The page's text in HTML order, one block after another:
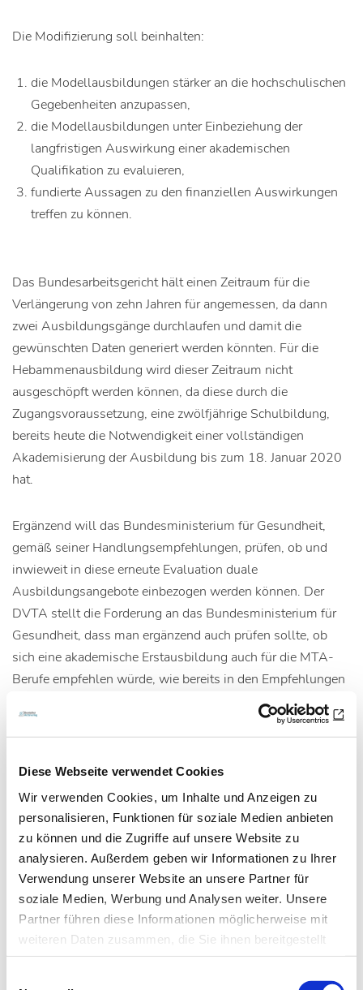
Diese Webseite verwendet Cookies
Wir verwenden Cookies, um Inhalte und Anzeigen zu
personalisieren, Funktionen für soziale Medien anbieten
zu können und die Zugriffe auf unsere Website zu
analysieren. Außerdem geben wir Informationen zu Ihrer
Verwendung unserer Website an unsere Partner für
soziale Medien, Werbung und Analysen weiter. Unsere
Partner führen diese Informationen möglicherweise mit
weiteren Daten zusammen, die Sie ihnen bereitgestellt
haben oder die sie im Rahmen Ihrer Nutzung der Dienste
Die Modifizierung soll beinhalten:
die Modellausbildungen stärker an die hochschulischen
Gegebenheiten anzupassen,
die Modellausbildungen unter Einbeziehung der
langfristigen Auswirkung einer akademischen
Qualifikation zu evaluieren,
fundierte Aussagen zu den finanziellen Auswirkungen
treffen zu können.
Das Bundesarbeitsgericht hält einen Zeitraum für die
Verlängerung von zehn Jahren für angemessen, da dann
zwei Ausbildungsgänge durchlaufen und damit die
gewünschten Daten generiert werden könnten. Für die
Hebammenausbildung wird dieser Zeitraum nicht
ausgeschöpft werden können, da diese durch die
Zugangsvoraussetzung, eine zwölfjährige Schulbildung,
bereits heute die Notwendigkeit einer vollständigen
Akademisierung der Ausbildung bis zum 18. Januar 2020
hat.
Ergänzend will das Bundesministerium für Gesundheit,
gemäß seiner Handlungsempfehlungen, prüfen, ob und
inwieweit in diese erneute Evaluation duale
Ausbildungsangebote einbezogen werden können. Der
DVTA stellt die Forderung an das Bundesministerium für
Gesundheit, dass man ergänzend auch prüfen sollte, ob
sich eine akademische Erstausbildung auch für die MTA-
Berufe empfehlen würde, wie bereits in den Empfehlungen
des Wissenschaftsrates im Jahr 2012 auf Seite 12 zum
Entnommen aus MTA Dialog 10/2016
Artikel teilen
Zur Übersicht